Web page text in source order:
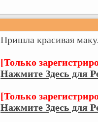
Пришла красивая
[Только
Нажмите Здесь для
[Только
Нажмите Здесь для